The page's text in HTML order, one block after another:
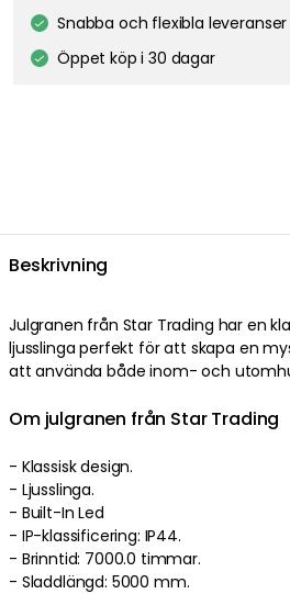
Snabba och flexibla leveranser
Öppet köp i 30 dagar
Beskrivning
Julgranen från Star Trading har en
ljusslinga perfekt för att skapa en
att använda både inom- och
Om julgranen från Star Trading
- Klassiskdesign.
- Ljusslinga.
- Built-In Led
- IP-klassificering: IP44.
- Brinntid: 7000.0 timmar.
- Sladdlängd: 5000 mm.